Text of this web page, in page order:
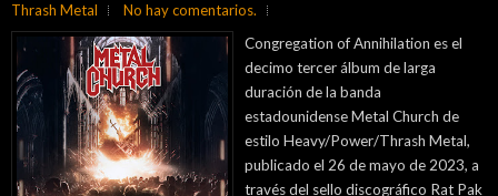
Thrash Metal
No hay comentarios.
Congregation of Annihilation es el
decimo tercer álbum de larga
duración de la banda
estadounidense Metal Church de
estilo Heavy/Power/Thrash Metal,
publicado el 26 de mayo de 2023, a
través del sello discográfico Rat Pak